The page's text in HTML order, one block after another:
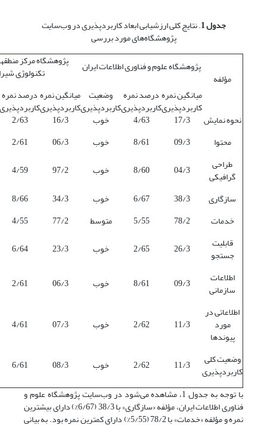
جدول 1 . نتایج کلی ارزشیابی ابعاد کاربردپذیری در وب‌سایت
پژوهشگاه‌های مورد بررسی
مؤلفه
پژوهشگاه علوم و فناوری اطلاعات ایران پژوهشگاه مرکز
تکنولوژی
میانگین نمره
کاربردپذیری
درصد نمره
کاربردپذیری
وضعیت
کاربردپذیری
میانگین نمره
کاربردپذیری
درصد نمره
کاربردپذیری
نحوه نمایش 17/3
4/63 خوب 16/3
2/63
محتوا
09/3
8/61 خوب 06/3
2/61
طراحی
گرافیکی 04/3
8/60 خوب 97/2
4/59
سازگاری
38/3
6/67 خوب 34/3
8/66
خدمات
78/2
5/55 متوسط 77/2
4/55
قابلیت
جستجو 26/3
2/65 خوب 23/3
6/64
اطلاعات
سازمانی 09/3
8/61 خوب 06/3
2/61
اطلاعاتی در
مورد
پیوندها
11/3
2/62 خوب 07/3
4/61
وضعیت کلی
کاربردپذیری 11/3
2/62 خوب 08/3
6/61
با توجه به جدول 1، مشاهده می‌شود در وب‌سایت پژوهشگاه علوم و
فناوری اطلاعات ایران، مؤلفه «سازگاری» با 38/3 (6/67%) دارای بیشترین
نمره و مؤلفه «خدمات» با 78/2 (5/55%) دارای کمترین نمره بود. به بیانی